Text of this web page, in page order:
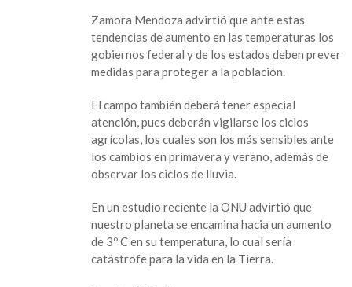
Zamora Mendoza advirtió que ante estas
tendencias de aumento en las temperaturas los
gobiernos federal y de los estados deben prever
medidas para proteger a la población.
El campo también deberá tener especial
atención, pues deberán vigilarse los ciclos
agrícolas, los cuales son los más sensibles ante
los cambios en primavera y verano, además de
observar los ciclos de lluvia.
En un estudio reciente la ONU advirtió que
nuestro planeta se encamina hacia un aumento
de 3º C en su temperatura, lo cual sería
catástrofe para la vida en la Tierra.